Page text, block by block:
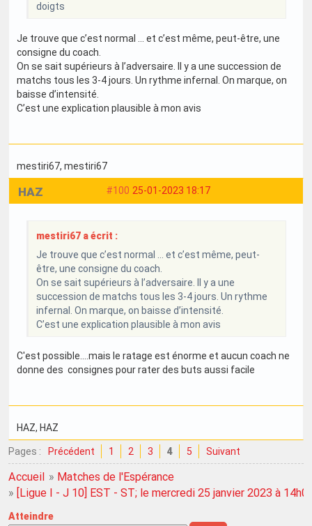
doigts
Je trouve que c’est normal … et c’est même, peut-être, une
consigne du coach.
On se sait supérieurs à l’adversaire. Il y a une succession de
matchs tous les 3-4 jours. Un rythme infernal. On marque, on
baisse d’intensité.
C’est une explication plausible à mon avis
mestiri67, mestiri67
#100 25-01-2023 18:17
HAZ
mestiri67 a écrit :
Je trouve que c’est normal … et c’est même, peut-
être, une consigne du coach.
On se sait supérieurs à l’adversaire. Il y a une
succession de matchs tous les 3-4 jours. Un rythme
infernal. On marque, on baisse d’intensité.
C’est une explication plausible à mon avis
C'est possible....mais le ratage est énorme et aucun coach ne
donne des consignes pour rater des buts aussi facile
HAZ, HAZ
Pages : Précédent 1 2 3 4 5 Suivant
Accueil » Matches de l'Espérance
»
[Ligue I - J 10] EST - ST; le mercredi 25 janvier 2023 à
Atteindre